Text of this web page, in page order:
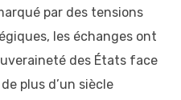
par des tensions
les échanges ont
des États face
plus d’un siècle